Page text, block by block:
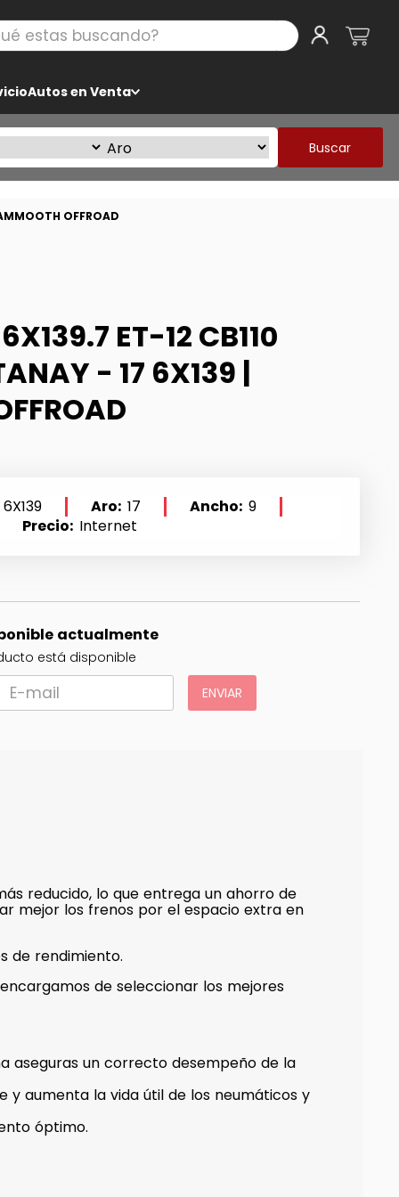
buscando?
Autos en Venta
Buscar
OFFROAD
ET-12 CB110
- 17 6X139 |
6X139 Aro 17 Ancho 9
Precio Internet
actualmente
está disponible
ENVIAR
reducido, lo que entrega un ahorro de
mejor los frenos por el espacio extra en
de rendimiento.
de seleccionar los mejores
aseguras un correcto desempeño de la
y aumenta la vida útil de los neumáticos y
óptimo.